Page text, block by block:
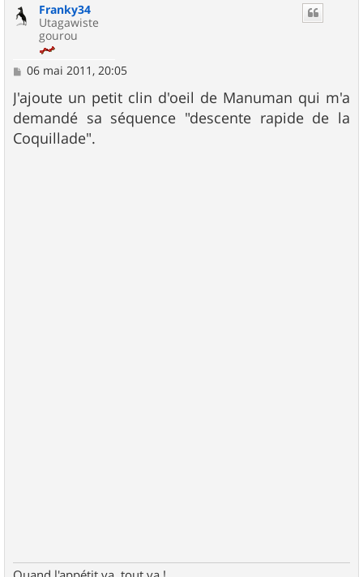
Franky34
Utagawiste
gourou
M
s
s
a
g
e
06 mai 2011, 20:05
J'ajoute un petit clin d'oeil de Manuman qui m'a
demandé sa séquence "descente rapide de la
Coquillade".